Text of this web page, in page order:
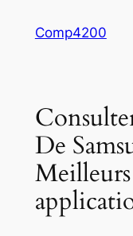
Comp4200
De